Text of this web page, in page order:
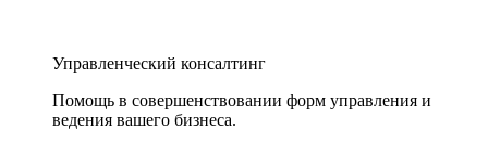
Управленческий консалтинг
Помощь в совершенствовании форм управления и
ведения вашего бизнеса.